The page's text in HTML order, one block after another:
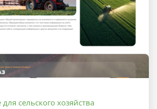
сельского хозяйства